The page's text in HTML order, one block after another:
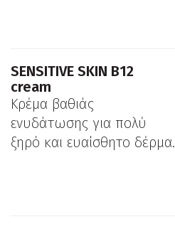
SENSITIVE SKIN Β12
cream
Κρέμα βαθιάς
ενυδάτωσης για πολύ
ξηρό και ευαίσθητο δέρμα.